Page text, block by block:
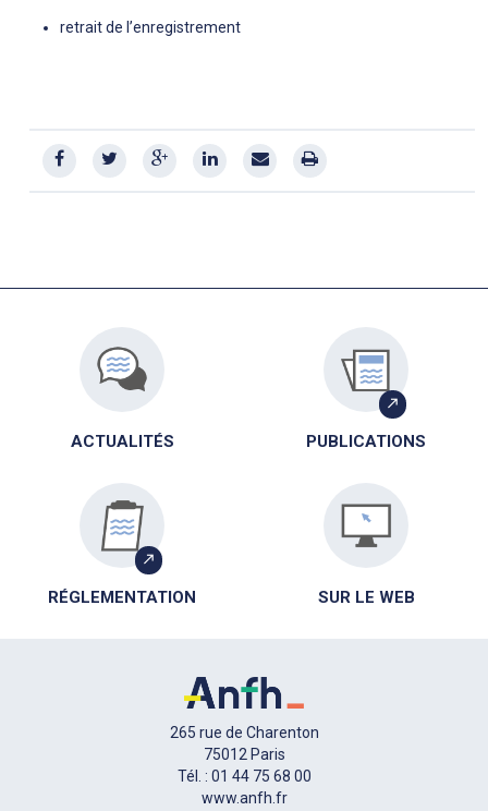
retrait de l’enregistrement
ACTUALITÉS PUBLICATIONS
RÉGLEMENTATION SUR LE WEB
265 rue de Charenton
75012 Paris
Tél. : 01 44 75 68 00
www.anfh.fr